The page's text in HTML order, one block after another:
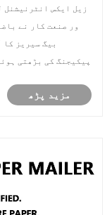
کسٹم
زیل ایکس انٹرنیشنل
ور صنعت کار نے
بیگ سیریز کا
پیکیجنگ کی بڑھتی
مزید پڑھ